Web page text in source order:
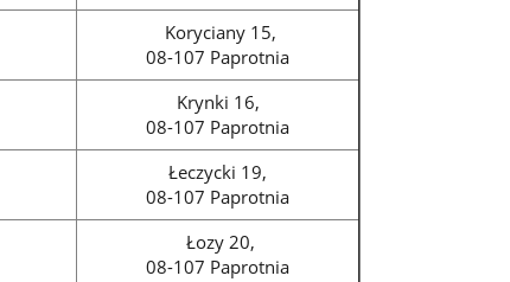
Koryciany 15,
08-107 Paprotnia
Krynki 16,
08-107 Paprotnia
Łeczycki 19,
08-107 Paprotnia
Łozy 20,
08-107 Paprotnia